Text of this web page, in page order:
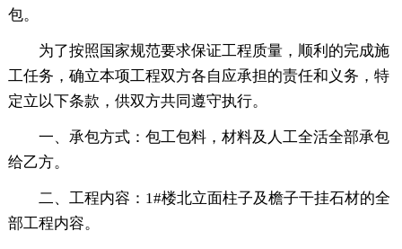
包。
为了按照国家规范要求保证工程质量，顺利的完成施
工任务，确立本项工程双方各自应承担的责任和义务，特
定立以下条款，供双方共同遵守执行。
一、承包方式：包工包料，材料及人工全活全部承包
给乙方。
二、工程内容：1#楼北立面柱子及檐子干挂石材的全
部工程内容。